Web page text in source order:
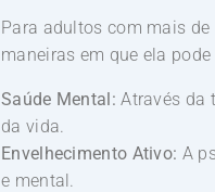
Para adultos com mais
maneiras em que ela
Saúde Mental: Através da
da vida.
Envelhecimento Ativo: A
e mental.